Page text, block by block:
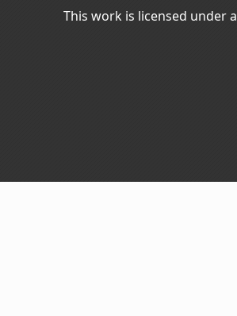
This work is licensed under a